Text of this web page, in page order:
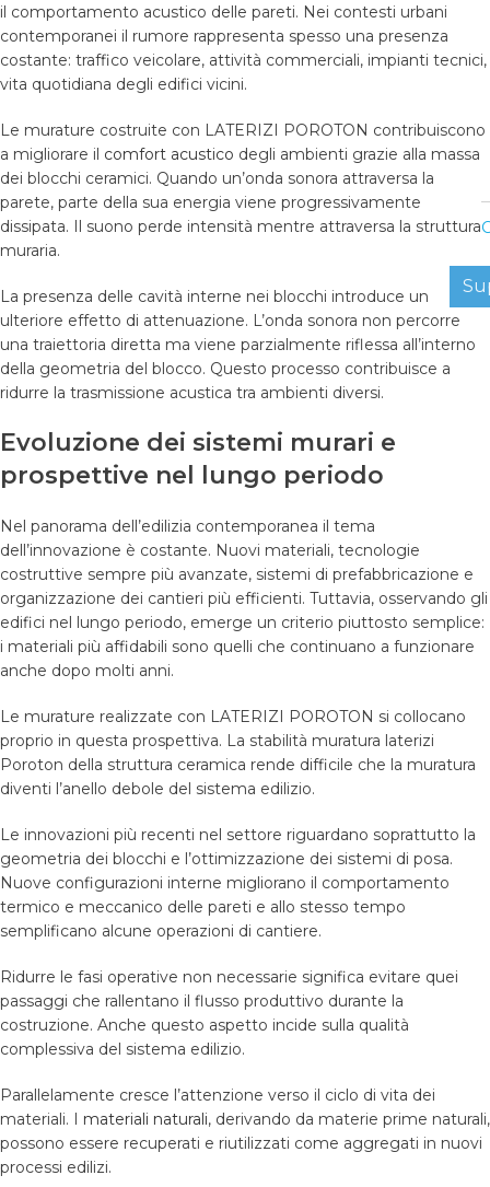
il comportamento acustico delle pareti. Nei contesti urbani
contemporanei il rumore rappresenta spesso una presenza
costante: traffico veicolare, attività commerciali, impianti tecnici,
vita quotidiana degli edifici vicini.
Le murature costruite con LATERIZI POROTON contribuiscono
a migliorare il comfort acustico degli ambienti grazie alla massa
dei blocchi ceramici. Quando un’onda sonora attraversa la
parete, parte della sua energia viene progressivamente
dissipata. Il suono perde intensità mentre attraversa la struttura
muraria.
La presenza delle cavità interne nei blocchi introduce un
ulteriore effetto di attenuazione. L’onda sonora non percorre
una traiettoria diretta ma viene parzialmente riflessa all’interno
della geometria del blocco. Questo processo contribuisce a
ridurre la trasmissione acustica tra ambienti diversi.
Evoluzione dei sistemi murari e
prospettive nel lungo periodo
Nel panorama dell’edilizia contemporanea il tema
dell’innovazione è costante. Nuovi materiali, tecnologie
costruttive sempre più avanzate, sistemi di prefabbricazione e
organizzazione dei cantieri più efficienti. Tuttavia, osservando gli
edifici nel lungo periodo, emerge un criterio piuttosto semplice:
i materiali più affidabili sono quelli che continuano a funzionare
anche dopo molti anni.
Le murature realizzate con LATERIZI POROTON si collocano
proprio in questa prospettiva. La stabilità muratura laterizi
Poroton della struttura ceramica rende difficile che la muratura
diventi l’anello debole del sistema edilizio.
Le innovazioni più recenti nel settore riguardano soprattutto la
geometria dei blocchi e l’ottimizzazione dei sistemi di posa.
Nuove configurazioni interne migliorano il comportamento
termico e meccanico delle pareti e allo stesso tempo
semplificano alcune operazioni di cantiere.
Ridurre le fasi operative non necessarie significa evitare quei
passaggi che rallentano il flusso produttivo durante la
costruzione. Anche questo aspetto incide sulla qualità
complessiva del sistema edilizio.
Parallelamente cresce l’attenzione verso il ciclo di vita dei
materiali. I materiali naturali, derivando da materie prime naturali,
possono essere recuperati e riutilizzati come aggregati in nuovi
processi edilizi.